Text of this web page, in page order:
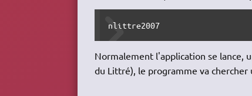
nlittre2007
Normalement l'application se lance,
du Littré), le programme va